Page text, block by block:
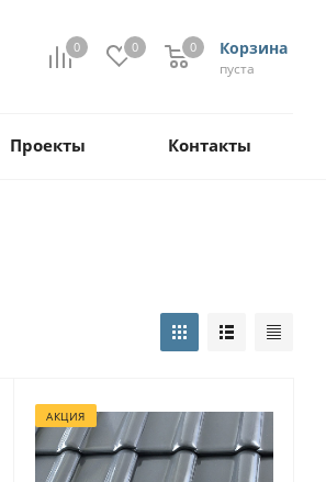
0 0 Корзина
0
пуста
0
Проекты Контакты
АКЦИЯ